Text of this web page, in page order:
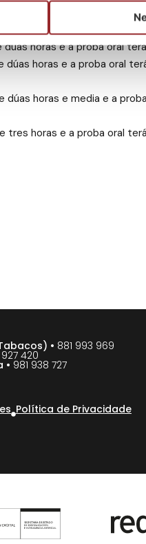
horas e a proba oral
horas e a proba oral
horas e media e a
horas e a proba oral
• 881 993 969
927 420
• 981 938 727
Política de Privacidade